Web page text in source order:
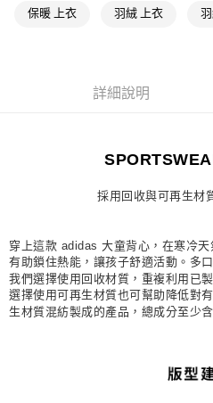
每筆NT$80，滿NT$1,500(含以上)免
每筆NT$80，滿NT$1,500(含以上)免
保暖 上衣 羽絨 上衣
詳細說明
採用回收與可再生材
穿上這款 adidas 大童背心，在寒冷
有助鎖住熱能，讓孩子舒適活動。多
我們選擇使用回收材質，重複利用已
選擇使用可再生材質也可幫助降低對
生材質混紡製成的產品，總成分至少